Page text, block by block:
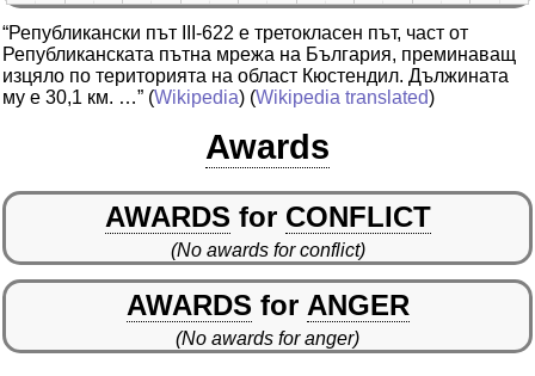
“Републикански път IIІ-622 е третокласен път, част от
Републиканската пътна мрежа на България, преминаващ
изцяло по територията на област Кюстендил. Дължината
му е 30,1 км. …” (Wikipedia) (Wikipedia translated)
Awards
AWARDS for CONFLICT
(No awards for conflict)
AWARDS for ANGER
(No awards for anger)